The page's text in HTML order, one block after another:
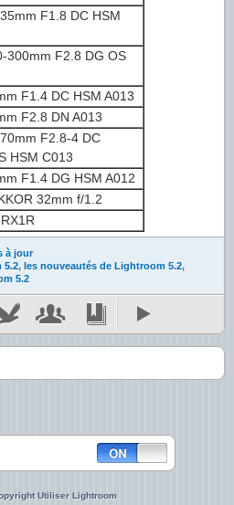
F1.8 DC HSM
300mm F2.8 DG OS
F1.4 DC HSM A013
F2.8 DN A013
F2.8-4 DC
HSM C013
F1.4 DG HSM A012
32mm f/1.2
à jour
5.2, les nouveautés de Lightroom 5.2,
5.2
Utiliser Lightroom